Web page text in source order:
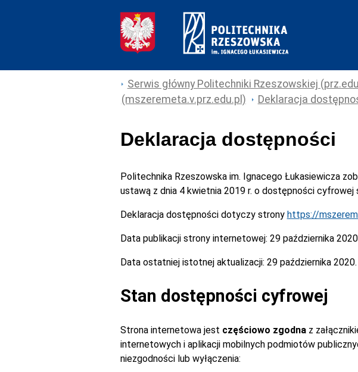
Serwis główny Politechniki Rzeszowskiej
(mszeremeta.v.prz.edu.pl)
Deklaracja
Deklaracja dostępności
Politechnika Rzeszowska im. Ignacego Łukasiewicza
ustawą z dnia 4 kwietnia 2019 r. o dostępności
Deklaracja dostępności dotyczy strony https://
Data publikacji strony internetowej: 29 października
Data ostatniej istotnej aktualizacji: 29 października 2020.
Stan dostępności cyfrowej
Strona internetowa jest częściowo zgodna z
internetowych i aplikacji mobilnych podmiotów
niezgodności lub wyłączenia: